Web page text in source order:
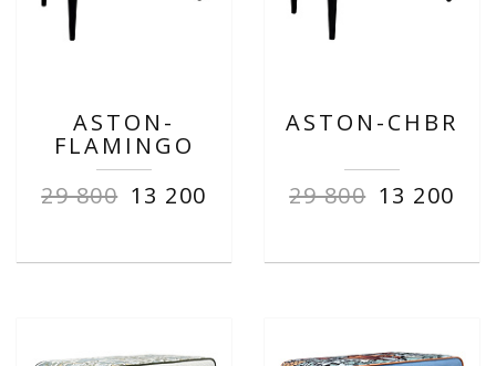
ASTON-
FLAMINGO
29 800 13 200
ASTON-CHBR
29 800 13 200